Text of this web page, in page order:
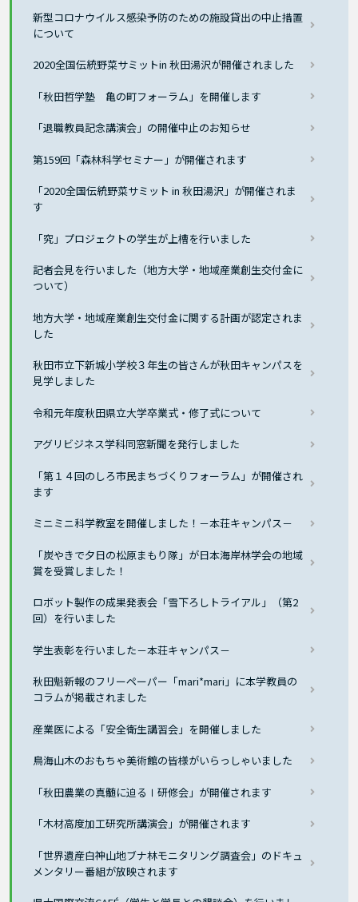
新型コロナウイルス感染予防のための施設貸出の中止措置
について
2020全国伝統野菜サミットin 秋田湯沢が開催されました
「秋田哲学塾 亀の町フォーラム」を開催します
「退職教員記念講演会」の開催中止のお知らせ
第159回「森林科学セミナー」が開催されます
「2020全国伝統野菜サミット in 秋田湯沢」が開催されま
す
「究」プロジェクトの学生が上槽を行いました
記者会見を行いました（地方大学・地域産業創生交付金に
ついて）
地方大学・地域産業創生交付金に関する計画が認定されま
した
秋田市立下新城小学校３年生の皆さんが秋田キャンパスを
見学しました
令和元年度秋田県立大学卒業式・修了式について
アグリビジネス学科同窓新聞を発行しました
「第１４回のしろ市民まちづくりフォーラム」が開催され
ます
ミニミニ科学教室を開催しました！－本荘キャンパス－
「炭やきで夕日の松原まもり隊」が日本海岸林学会の地域
賞を受賞しました！
ロボット製作の成果発表会「雪下ろしトライアル」（第2
回）を行いました
学生表彰を行いました－本荘キャンパス－
秋田魁新報のフリーペーパー「mari*mari」に本学教員の
コラムが掲載されました
産業医による「安全衛生講習会」を開催しました
鳥海山木のおもちゃ美術館の皆様がいらっしゃいました
「秋田農業の真髄に迫るⅠ研修会」が開催されます
「木材高度加工研究所講演会」が開催されます
「世界遺産白神山地ブナ林モニタリング調査会」のドキュ
メンタリー番組が放映されます